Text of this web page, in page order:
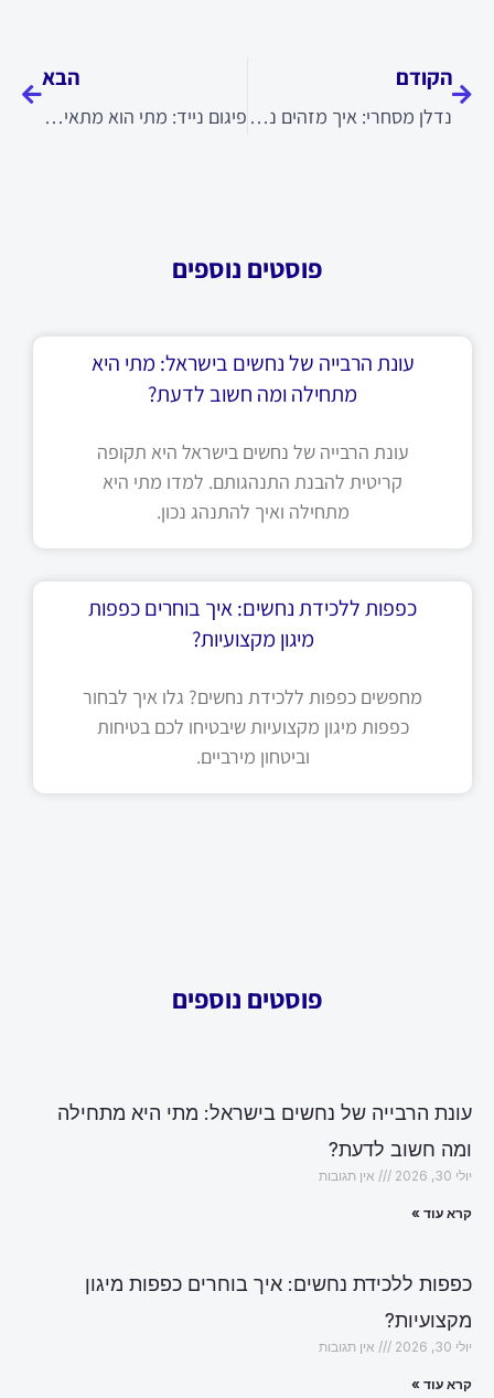
הקודם
נדלן מסחרי: איך מזהים נכס עסקי עם פוטנציאל
הבא
פיגום נייד: מתי הוא מתאים לעבודות בנייה
פוסטים נוספים
עונת הרבייה של נחשים בישראל: מתי היא
מתחילה ומה חשוב לדעת?
עונת הרבייה של נחשים בישראל היא תקופה
קריטית להבנת התנהגותם. למדו מתי היא
מתחילה ואיך להתנהג נכון.
כפפות ללכידת נחשים: איך בוחרים כפפות
מיגון מקצועיות?
מחפשים כפפות ללכידת נחשים? גלו איך לבחור
כפפות מיגון מקצועיות שיבטיחו לכם בטיחות
וביטחון מירביים.
פוסטים נוספים
עונת הרבייה של נחשים בישראל: מתי היא מתחילה
ומה חשוב לדעת?
יולי 30, 2026 אין תגובות
קרא עוד »
כפפות ללכידת נחשים: איך בוחרים כפפות מיגון
מקצועיות?
יולי 30, 2026 אין תגובות
קרא עוד »